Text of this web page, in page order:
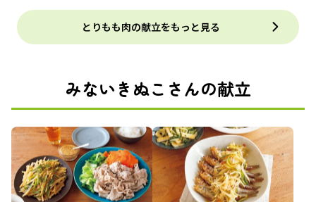
とりもも肉の献立をもっと見る
みないきぬこさんの献立